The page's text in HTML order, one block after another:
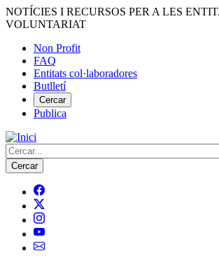
Vés
al
NOTÍCIES I RECURSOS PER A LES
VOLUNTARIAT
Menú
del
compte
d'usuari
Non Profit
FAQ
Entitats col·laboradores
Butlletí
Cercar
Publica
Cerca